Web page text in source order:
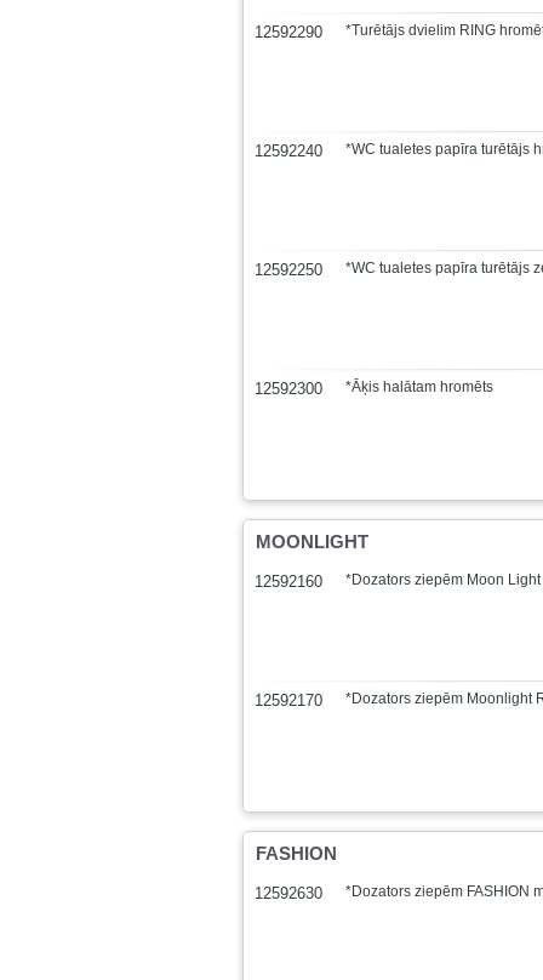
12592290 *Turētājs dvielim RING
12592240 *WC tualetes papīra turētājs
12592250 *WC tualetes papīra turētājs
12592300 *Āķis halātam hromēts
MOONLIGHT
12592160 *Dozators ziepēm Moon
12592170 *Dozators ziepēm Moonlight
FASHION
12592630 *Dozators ziepēm FASHION